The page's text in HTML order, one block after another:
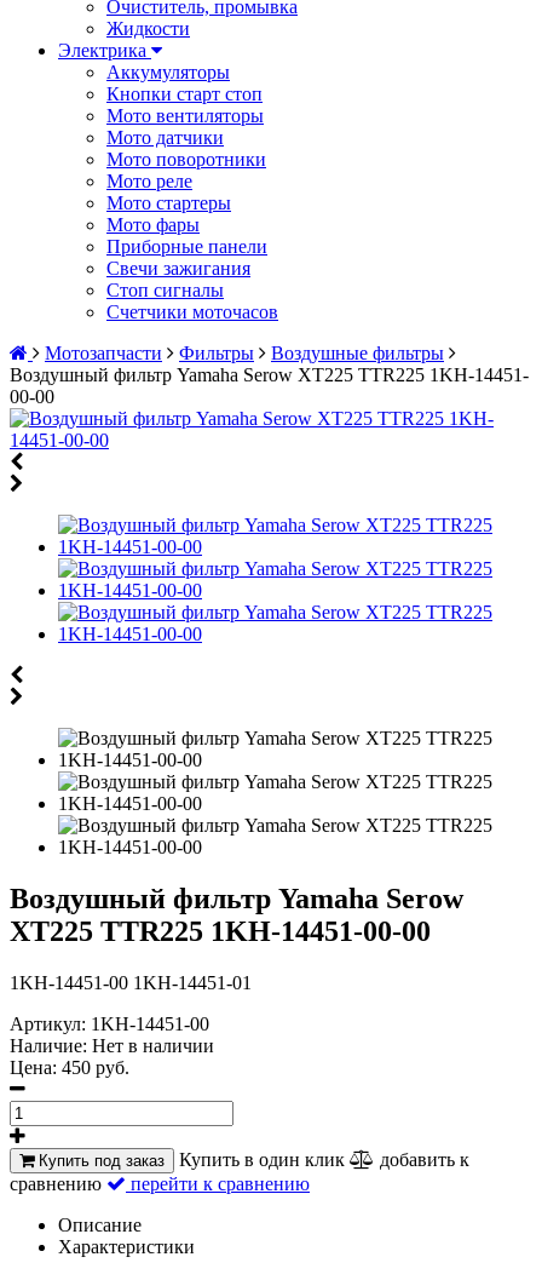
Очиститель, промывка
Жидкости
Электрика
Аккумуляторы
Кнопки старт стоп
Мото вентиляторы
Мото датчики
Мото поворотники
Мото реле
Мото стартеры
Мото фары
Приборные панели
Свечи зажигания
Стоп сигналы
Счетчики моточасов
Мотозапчасти
Фильтры
Воздушные фильтры
Воздушный фильтр Yamaha Serow XT225 TTR225 1KH-14451-
00-00
Воздушный фильтр Yamaha Serow
XT225 TTR225 1KH-14451-00-00
1KH-14451-00 1KH-14451-01
Артикул: 1KH-14451-00
Наличие: Нет в наличии
Цена: 450 руб.
Купить под заказ Купить в один клик
добавить к
сравнению
перейти к сравнению
Описание
Характеристики